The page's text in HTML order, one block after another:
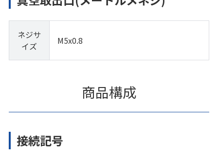
ネジサ
イズ
M5x0.8
商品構成
接続記号